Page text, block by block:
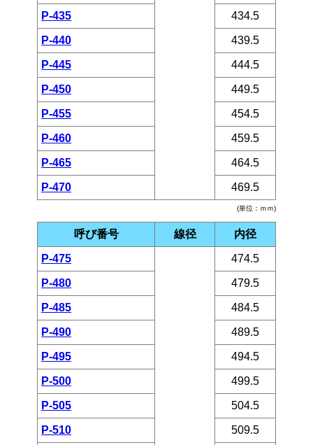
(単位：ｍｍ)
P-435 434.5
P-440 439.5
P-445 444.5
P-450 449.5
P-455 454.5
P-460 459.5
P-465 464.5
P-470 469.5
呼び番号 線径 内径
P-475 474.5
P-480 479.5
P-485 484.5
P-490 489.5
P-495 494.5
P-500 499.5
P-505 504.5
P-510 509.5